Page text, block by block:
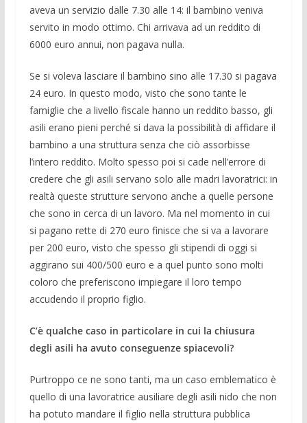
aveva un servizio dalle 7.30 alle 14: il bambino veniva
servito in modo ottimo. Chi arrivava ad un reddito di
6000 euro annui, non pagava nulla.
Se si voleva lasciare il bambino sino alle 17.30 si pagava
24 euro. In questo modo, visto che sono tante le
famiglie che a livello fiscale hanno un reddito basso, gli
asili erano pieni perché si dava la possibilità di affidare il
bambino a una struttura senza che ciò assorbisse
l’intero reddito. Molto spesso poi si cade nell’errore di
credere che gli asili servano solo alle madri lavoratrici: in
realtà queste strutture servono anche a quelle persone
che sono in cerca di un lavoro. Ma nel momento in cui
si pagano rette di 270 euro finisce che si va a lavorare
per 200 euro, visto che spesso gli stipendi di oggi si
aggirano sui 400/500 euro e a quel punto sono molti
coloro che preferiscono impiegare il loro tempo
accudendo il proprio figlio.
C’è qualche caso in particolare in cui la chiusura
degli asili ha avuto conseguenze spiacevoli?
Purtroppo ce ne sono tanti, ma un caso emblematico è
quello di una lavoratrice ausiliare degli asili nido che non
ha potuto mandare il figlio nella struttura pubblica